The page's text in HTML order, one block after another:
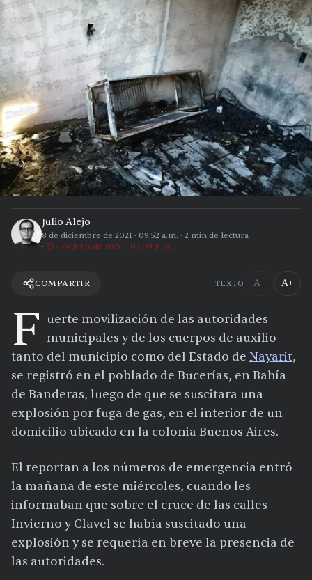
Julio Alejo
8 de diciembre de 2021 · 09:52 a.m. · 2 min de lectura
2 de julio de 2026 · 02:09 p.m.
COMPARTIR TEXTO A− A+
F uerte movilización de las autoridades
municipales y de los cuerpos de auxilio
tanto del municipio como del Estado de Nayarit,
se registró en el poblado de Bucerías, en Bahía
de Banderas, luego de que se suscitara una
explosión por fuga de gas, en el interior de un
domicilio ubicado en la colonia Buenos Aires.
El reportan a los números de emergencia entró
la mañana de este miércoles, cuando les
informaban que sobre el cruce de las calles
Invierno y Clavel se había suscitado una
explosión y se requería en breve la presencia de
las autoridades.